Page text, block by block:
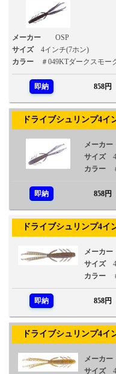
メーカー
OSP
サイズ
4インチ(7ホン)
カラー
＃049KTダークスモー
即納 858円
ドライブシュリンプ4イ
メーカー
サイズ
カラー
即納 858円
ドライブシュリンプ4イ
メーカー
サイズ
カラー
即納 858円
ドライブシュリンプ4イ
メーカー
サイズ